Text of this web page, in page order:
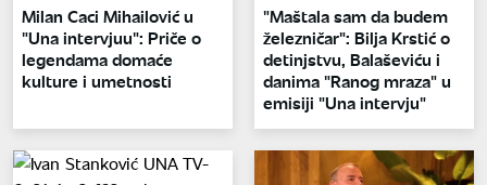
Milan Caci Mihailović u
"Una intervjuu": Priče o
legendama domaće
kulture i umetnosti
"Maštala sam da budem
železničar": Bilja Krstić o
detinjstvu, Balaševiću i
danima "Ranog mraza" u
emisiji "Una intervju"